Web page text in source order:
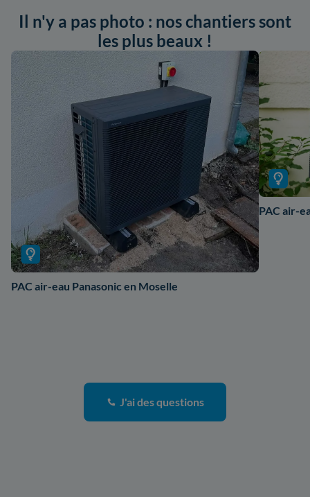
Il n'y a pas photo : nos chantiers sont
les plus beaux !
PAC air-eau Panasonic en Moselle
PAC air-
J'ai des questions